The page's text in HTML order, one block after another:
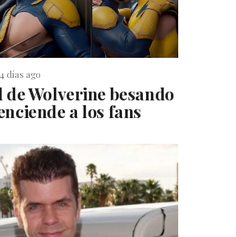
4 días ago
Wolverine besando
a los fans